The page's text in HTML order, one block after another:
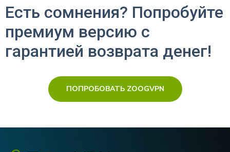
Есть сомнения? Попробуйте
премиум версию с
гарантией возврата денег!
ПОПРОБОВАТЬ ZOOGVPN